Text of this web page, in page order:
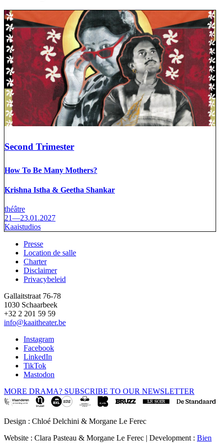
Second Trimester
How To Be Many Mothers?
Krishna Istha & Geetha Shankar
théâtre
21—23.01.2027
Kaaistudios
Footer
Presse
Location de salle
Charter
Disclaimer
Privacybeleid
Gallaitstraat 76-78
1030 Schaarbeek
+32 2 201 59 59
info@kaaitheater.be
Instagram
Facebook
LinkedIn
TikTok
Mastodon
MORE DRAMA? SUBSCRIBE TO OUR NEWSLETTER
Design : Chloé Delchini & Morgane Le Ferec
Website : Clara Pasteau & Morgane Le Ferec | Development : Bien